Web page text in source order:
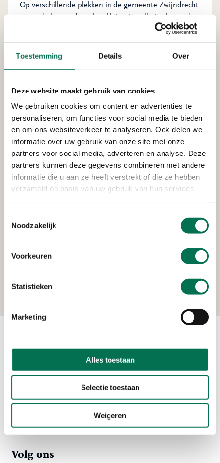
Toestemming Details Over
Deze website maakt gebruik van cookies
We gebruiken cookies om content en advertenties te
personaliseren, om functies voor social media te bieden
en om ons websiteverkeer te analyseren. Ook delen we
informatie over uw gebruik van onze site met onze
partners voor social media, adverteren en analyse. Deze
partners kunnen deze gegevens combineren met andere
informatie die u aan ze heeft verstrekt of die ze hebben
verzameld op basis van uw gebruik van hun services.
Noodzakelijk
Voorkeuren
Statistieken
Marketing
Alles toestaan
Selectie toestaan
Weigeren
Op verschillende plekken in de gemeente Zwijndrecht
staan de komende weken kleine installaties langs de
weg, ter grootte van een flitskast. De installaties
scannen en registreren de gevarensymbolen achterop
de vrachtwagens. Zo weten we welke stoffen de
Vervolgstappen
De gevaarlijke stoffen-routes zelf en de aansluiting
van deze routes binnen de regio hadden we al in
over deze wegen helder is, kunnen wij als
maatregelen nemen.
gemeenten.
Contact
Volg ons